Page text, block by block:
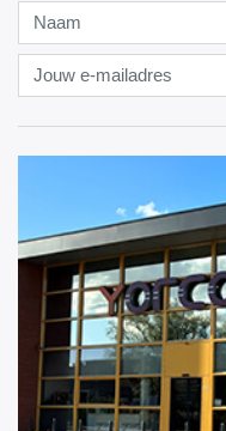
Jouw
e-
mailadres